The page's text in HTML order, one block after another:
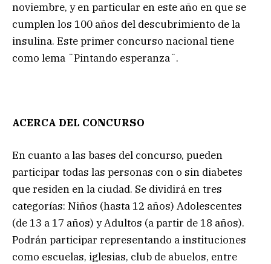
noviembre, y en particular en este año en que se
cumplen los 100 años del descubrimiento de la
insulina. Este primer concurso nacional tiene
como lema ¨Pintando esperanza¨.
ACERCA DEL CONCURSO
En cuanto a las bases del concurso, pueden
participar todas las personas con o sin diabetes
que residen en la ciudad. Se dividirá en tres
categorías: Niños (hasta 12 años) Adolescentes
(de 13 a 17 años) y Adultos (a partir de 18 años).
Podrán participar representando a instituciones
como escuelas, iglesias, club de abuelos, entre